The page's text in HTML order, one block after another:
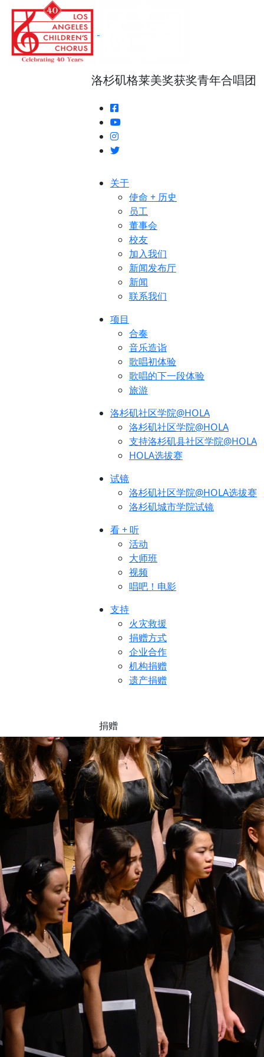
洛杉矶格莱美奖获奖青年合唱团
关于
使命 + 历史
员工
董事会
校友
加入我们
新闻发布厅
新闻
联系我们
项目
合奏
音乐造诣
歌唱初体验
歌唱的下一段体验
旅游
洛杉矶社区学院@HOLA
洛杉矶社区学院@HOLA
支持洛杉矶县社区学院@HOLA
HOLA选拔赛
试镜
洛杉矶社区学院@HOLA选拔赛
洛杉矶城市学院试镜
看 + 听
活动
大师班
视频
唱吧！电影
支持
火灾救援
捐赠方式
企业合作
机构捐赠
遗产捐赠
捐赠